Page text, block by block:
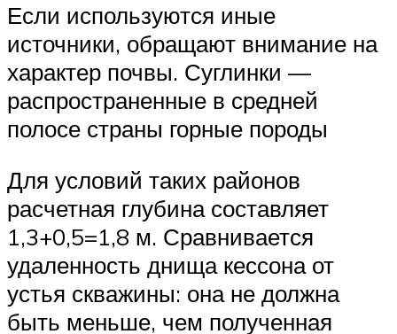
Если используются иные
источники, обращают внимание на
характер почвы. Суглинки —
распространенные в средней
полосе страны горные породы
Для условий таких районов
расчетная глубина составляет
1,3+0,5=1,8 м. Сравнивается
удаленность днища кессона от
устья скважины: она не должна
быть меньше, чем полученная